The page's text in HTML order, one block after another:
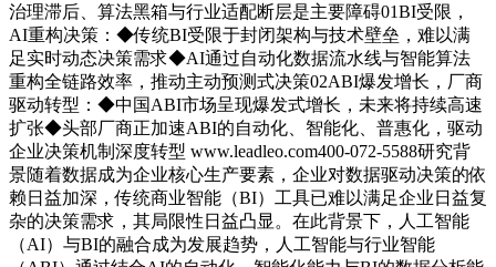
治理滞后、算法黑箱与行业适配断层是主要障碍01BI受限，
AI重构决策：◆传统BI受限于封闭架构与技术壁垒，难以满
足实时动态决策需求◆AI通过自动化数据流水线与智能算法
重构全链路效率，推动主动预测式决策02ABI爆发增长，厂商
驱动转型：◆中国ABI市场呈现爆发式增长，未来将持续高速
扩张◆头部厂商正加速ABI的自动化、智能化、普惠化，驱动
企业决策机制深度转型 www.leadleo.com400-072-5588研究背
景随着数据成为企业核心生产要素，企业对数据驱动决策的依
赖日益加深，传统商业智能（BI）工具已难以满足企业日益复
杂的决策需求，其局限性日益凸显。在此背景下，人工智能
（AI）与BI的融合成为发展趋势，人工智能与行业智能